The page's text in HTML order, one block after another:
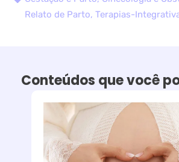
Relato de Parto,Terapias-
Conteúdos que você